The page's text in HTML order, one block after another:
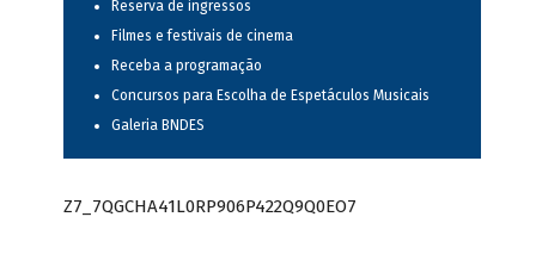
Reserva de ingressos
Filmes e festivais de cinema
Receba a programação
Concursos para Escolha de Espetáculos Musicais
Galeria BNDES
Z7_7QGCHA41L0RP906P422Q9Q0EO7